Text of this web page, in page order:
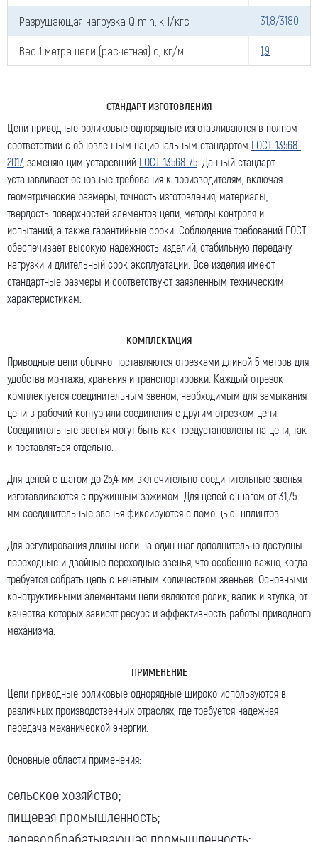
Разрушающая нагрузка Q min, кН/кгс 31,8/3180
Вес 1 метра цепи (расчетная) q, кг/м 1,9
СТАНДАРТ ИЗГОТОВЛЕНИЯ
Цепи приводные роликовые однорядные изготавливаются в полном
соответствии с обновленным национальным стандартом ГОСТ 13568-
2017, заменяющим устаревший ГОСТ 13568-75 . Данный стандарт
устанавливает основные требования к производителям , включая
геометрические размеры, точность изготовления, материалы,
твердость поверхностей элементов цепи, методы контроля и
испытаний, а также гарантийные сроки. Соблюдение требований ГОСТ
обеспечивает высокую надежность изделий, стабильную передачу
нагрузки и длительный срок эксплуатации. Все изделия имеют
стандартные размеры и соответствуют заявленным техническим
характеристикам
КОМПЛЕКТАЦИЯ
Приводные цепи обычно поставляются отрезками длиной 5 метров для
удобства монтажа, хранения и транспортировки. Каждый отрезок
комплектуется соединительным звеном , необходимым для замыкания
цепи в рабочий контур или соединения с другим отрезком цепи.
Соединительные звенья могут быть как предустановлены на цепи, так
и поставляться отдельно.
Для цепей с шагом до 25,4 мм включительно соединительные звенья
изготавливаются с пружинным зажимом. Для цепей с шагом от 31,75
мм соединительные звенья фиксируются с помощью шплинтов.
Для регулирования длины цепи на один шагдополнительно доступны
переходные и двойные переходные звенья , что особенно важно, когда
требуется собрать цепь с нечетным количеством звеньев. Основными
конструктивными элементами цепи являются ролик валик и втулка, от
качества которых зависят ресурс и эффективность работы приводного
механизма.
ПРИМЕНЕНИЕ
Цепи приводные роликовые однорядные широко используются в
различных производственных отраслях, где требуется надежная
передача механической энергии.
Основные области применения:
сельское хозяйство;
пищевая промышленность;
деревообрабатывающая промышленность;
Оставить заявку
Как к Вам обращаться (обязательно)
Компания
Номер телефона для связи (обязательно)
Ваш e-mail (обязательно)
Ваше сообщение